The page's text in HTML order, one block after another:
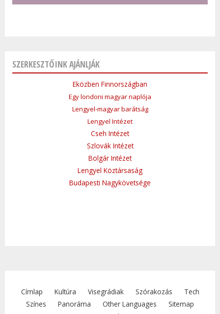
SZERKESZTŐINK AJÁNLJÁK
Eközben Finnországban
Egy londoni magyar naplója
Lengyel-magyar barátság
Lengyel Intézet
Cseh Intézet
Szlovák Intézet
Bolgár Intézet
Lengyel Köztársaság
Budapesti Nagykövetsége
Címlap Kultúra Visegrádiak Szórakozás
Tech
Színes
Panoráma Other Languages
Sitemap